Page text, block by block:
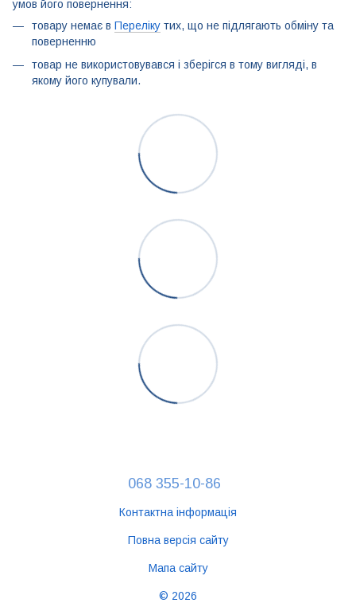
умов його повернення:
товару немає в Переліку тих, що не підлягають обміну та
поверненню
товар не використовувався і зберігся в тому вигляді, в
якому його купували.
068 355-10-86
Контактна інформація
Повна версія сайту
Мапа сайту
© 2026